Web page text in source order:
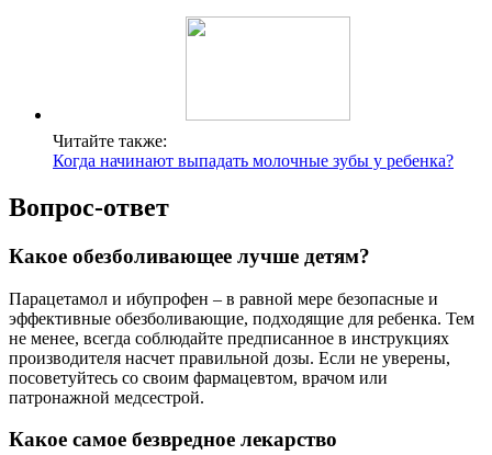
Читайте также:
Когда начинают выпадать молочные зубы у ребенка?
Вопрос-ответ
Какое обезболивающее лучше детям?
Парацетамол и ибупрофен – в равной мере безопасные и
эффективные обезболивающие, подходящие для ребенка. Тем
не менее, всегда соблюдайте предписанное в инструкциях
производителя насчет правильной дозы. Если не уверены,
посоветуйтесь со своим фармацевтом, врачом или
патронажной медсестрой.
Какое самое безвредное лекарство